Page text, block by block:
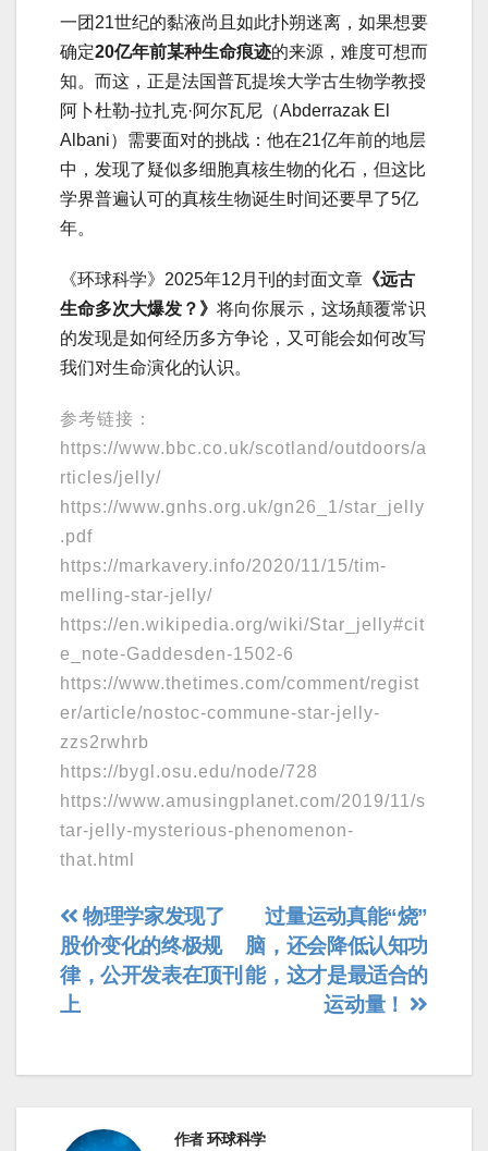
一团21世纪的黏液尚且如此扑朔迷离，如果想要
确定20亿年前某种生命痕迹的来源，难度可想而
知。而这，正是法国普瓦提埃大学古生物学教授
阿卜杜勒-拉扎克·阿尔瓦尼（Abderrazak El
Albani）需要面对的挑战：他在21亿年前的地层
中，发现了疑似多细胞真核生物的化石，但这比
学界普遍认可的真核生物诞生时间还要早了5亿
年。
《环球科学》2025年12月刊的封面文章 《远古
生命多次大爆发？》 将向你展示，这场颠覆常识
的发现是如何经历多方争论，又可能会如何改写
我们对生命演化的认识。
参考链接：
https://www.bbc.co.uk/scotland/outdoors/a
rticles/jelly/
https://www.gnhs.org.uk/gn26_1/star_jelly
.pdf
https://markavery.info/2020/11/15/tim-
melling-star-jelly/
https://en.wikipedia.org/wiki/Star_jelly#cit
e_note-Gaddesden-1502-6
https://www.thetimes.com/comment/regist
er/article/nostoc-commune-star-jelly-
zzs2rwhrb
https://bygl.osu.edu/node/728
https://www.amusingplanet.com/2019/11/s
tar-jelly-mysterious-phenomenon-
that.html
文
章
导
过量运动真能“烧”
脑，还会降低认知功
能，这才是最适合的
运动量！
物理学家发现了
股价变化的终极规
律，公开发表在顶刊
上
作者环球科学